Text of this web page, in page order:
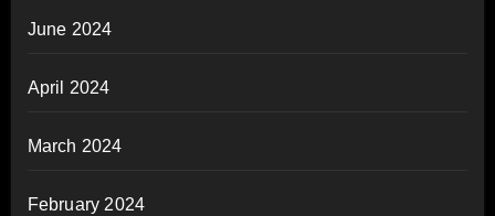
June 2024
April 2024
March 2024
February 2024